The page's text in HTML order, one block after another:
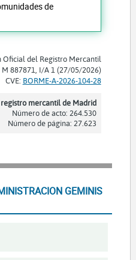
de
Oficial del Registro Mercantil
M 887871, I/A 1 (27/05/2026)
CVE: BORME-A-2026-104-28
mercantil de Madrid
Número de acto: 264.530
Número de página: 27.623
GEMINIS